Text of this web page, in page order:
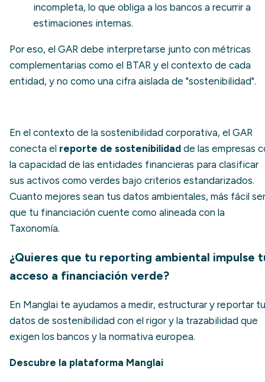
incompleta, lo que obliga a los bancos a recurrir a
estimaciones internas.
Por eso, el GAR debe interpretarse junto con métricas
complementarias como el BTAR y el contexto de cada
entidad, y no como una cifra aislada de "sostenibilidad".
En el contexto de la sostenibilidad corporativa, el GAR
conecta el reporte de sostenibilidad de las empresas
la capacidad de las entidades financieras para clasificar
sus activos como verdes bajo criterios estandarizados.
Cuanto mejores sean tus datos ambientales, más fácil
que tu financiación cuente como alineada con la
Taxonomía.
¿Quieres que tu reporting ambiental impulse
acceso a financiación verde?
En Manglai te ayudamos a medir, estructurar y reportar
datos de sostenibilidad con el rigor y la trazabilidad que
exigen los bancos y la normativa europea.
Descubre la plataforma Manglai